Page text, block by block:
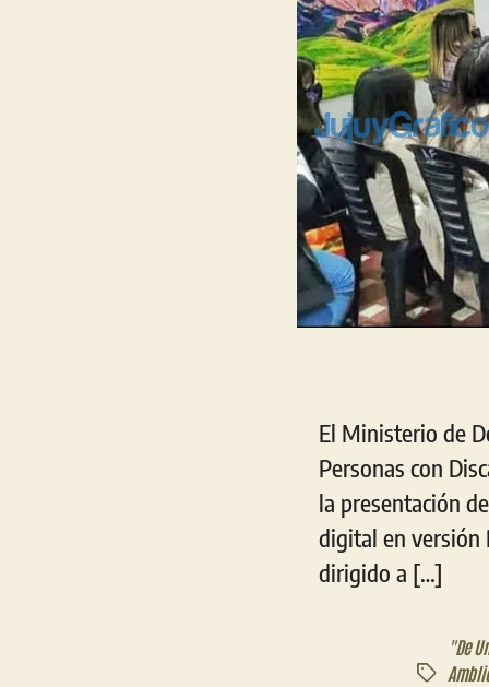
El Ministerio de
Personas con
la presentación
digital en versión
dirigido a […]
Etiquetas
"De